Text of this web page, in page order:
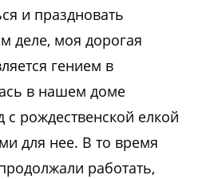
и праздновать
деле, моя дорогая
гением в
в нашем доме
с рождественской елкой
для нее. В то время
работать,